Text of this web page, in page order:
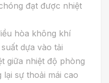
đạt được nhiệt
hòa không khí
dựa vào tải
giữa nhiệt độ phòng
sự thoải mái cao